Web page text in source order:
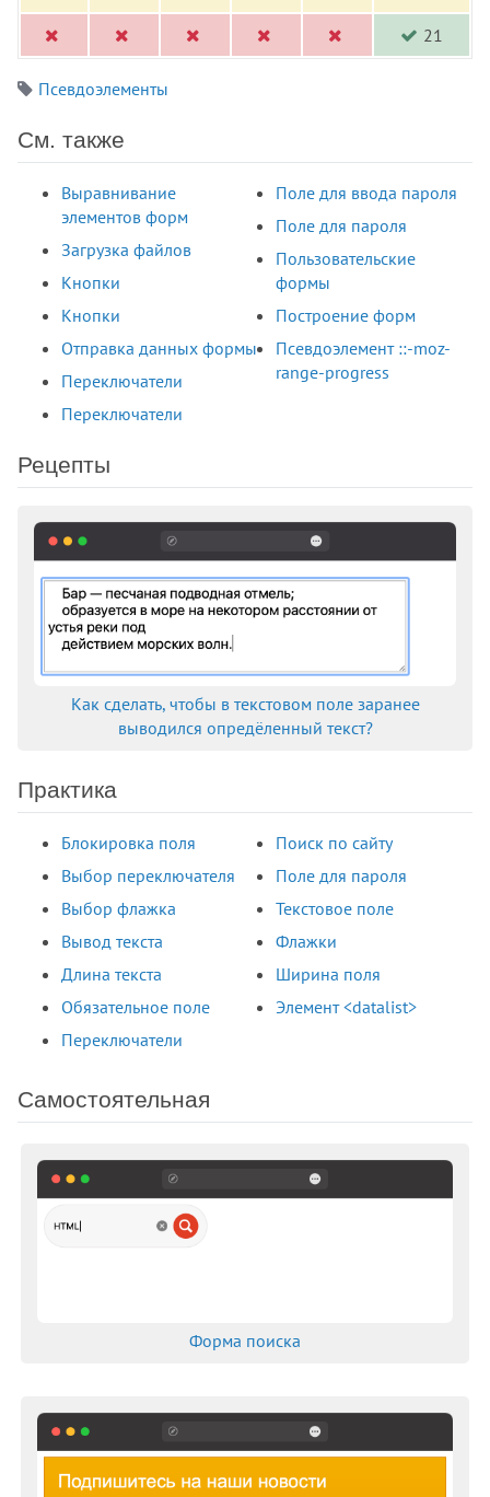
21
Псевдоэлементы
См. также
Выравнивание
элементов форм
Загрузка файлов
Кнопки
Кнопки
Отправка данных формы
Переключатели
Переключатели
Поле для ввода пароля
Поле для пароля
Пользовательские
формы
Построение форм
Псевдоэлемент ::-moz-
range-progress
Рецепты
Как сделать, чтобы в текстовом поле заранее
выводился опредёленный текст?
Практика
Блокировка поля
Выбор переключателя
Выбор флажка
Вывод текста
Длина текста
Обязательное поле
Переключатели
Поиск по сайту
Поле для пароля
Текстовое поле
Флажки
Ширина поля
Элемент <datalist>
Самостоятельная
Форма поиска